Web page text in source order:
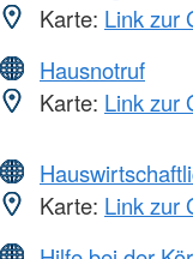
Karte: Link zur
Hausnotruf
Karte: Link zur
Karte: Link zur